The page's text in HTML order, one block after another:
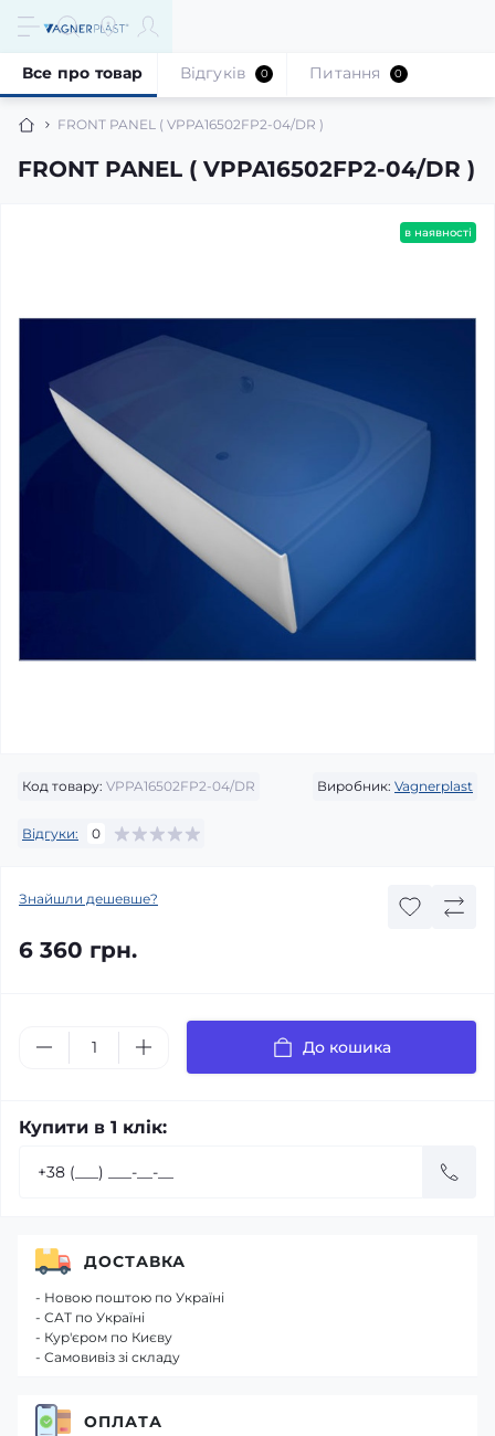
FRONT PANEL ( VPPA16502FP2-04/DR )
FRONT PANEL ( VPPA16502FP2-04/DR )
Все про товар Відгуків 0 Питання 0
в наявності
Код товару: VPPA16502FP2-04/DR Виробник: Vagnerplast
Відгуки: 0
Знайшли дешевше?
6 360 грн.
До кошика
Купити в 1 клік:
ДОСТАВКА
- Новою поштою по Україні
- САТ по Україні
- Кур'єром по Києву
- Самовивіз зі складу
ОПЛАТА